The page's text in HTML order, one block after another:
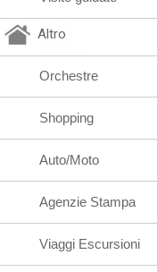
Altro
Orchestre
Shopping
Auto/Moto
Agenzie Stampa
Viaggi Escursioni